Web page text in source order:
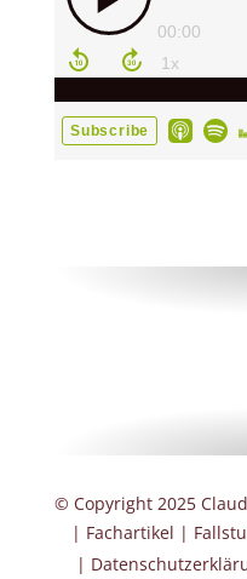
© Copyright 2025
| Fachartikel |
|